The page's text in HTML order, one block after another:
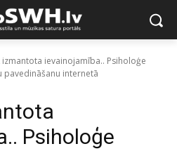
izmantota ievainojamība.. Psiholoģe
pavedināšanu internetā
Psiholoģe